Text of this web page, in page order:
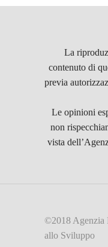
La
contenuto di
previa
Le opinioni
non
vista
©2018 Agenzia
allo Sviluppo